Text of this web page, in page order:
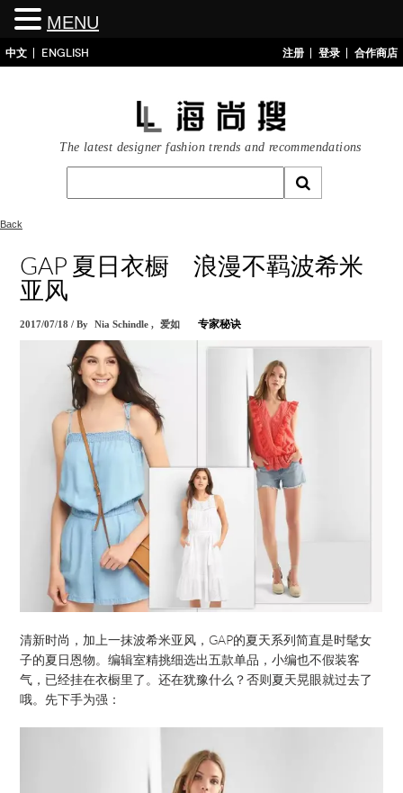
中文 ENGLISH 注册 登录 合作商店
The latest designer fashion trends and recommendations
Back
GAP 夏日衣橱 浪漫不羁波希米
亚风
2017/07/18 /By Nia Schindle , 爱如 专家秘诀
清新时尚，加上一抹波希米亚风，GAP的夏天系列简直是时髦女
子的夏日恩物。编辑室精挑细选出五款单品，小编也不假装客
气，已经挂在衣橱里了。还在犹豫什么？否则夏天晃眼就过去了
哦。先下手为强：
MENU